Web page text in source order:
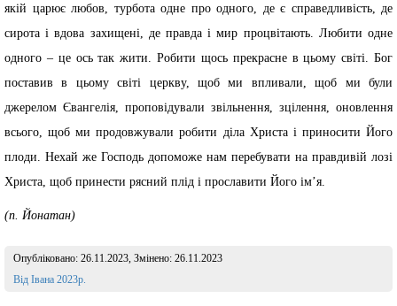
якій царює любов, турбота одне про одного, де є справедливість, де
сирота і вдова захищені, де правда і мир процвітають. Любити одне
одного – це ось так жити. Робити щось прекрасне в цьому світі. Бог
поставив в цьому світі церкву, щоб ми впливали, щоб ми були
джерелом Євангелія, проповідували звільнення, зцілення, оновлення
всього, щоб ми продовжували робити діла Христа і приносити Його
плоди. Нехай же Господь допоможе нам перебувати на правдивій лозі
Христа, щоб принести рясний плід і прославити Його ім’я.
(п. Йонатан)
Опубліковано: 26.11.2023 , Змінено: 26.11.2023
Розділ:
Від Івана 2023р.